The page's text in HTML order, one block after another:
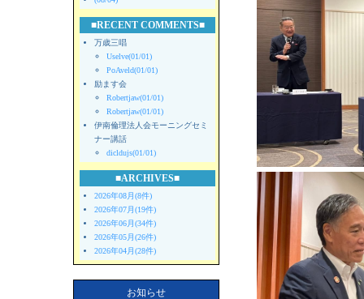
■RECENT COMMENTS■
万歳三唱
Uselve(01/01)
PoAveld(01/01)
励ます会
Robertjaw(01/01)
Robertjaw(01/01)
伊南倫理法人会モーニングセミ
ナー講話
dicldujs(01/01)
■ARCHIVES■
2026年08月(8件)
2026年07月(19件)
2026年06月(34件)
2026年05月(26件)
2026年04月(28件)
お知らせ